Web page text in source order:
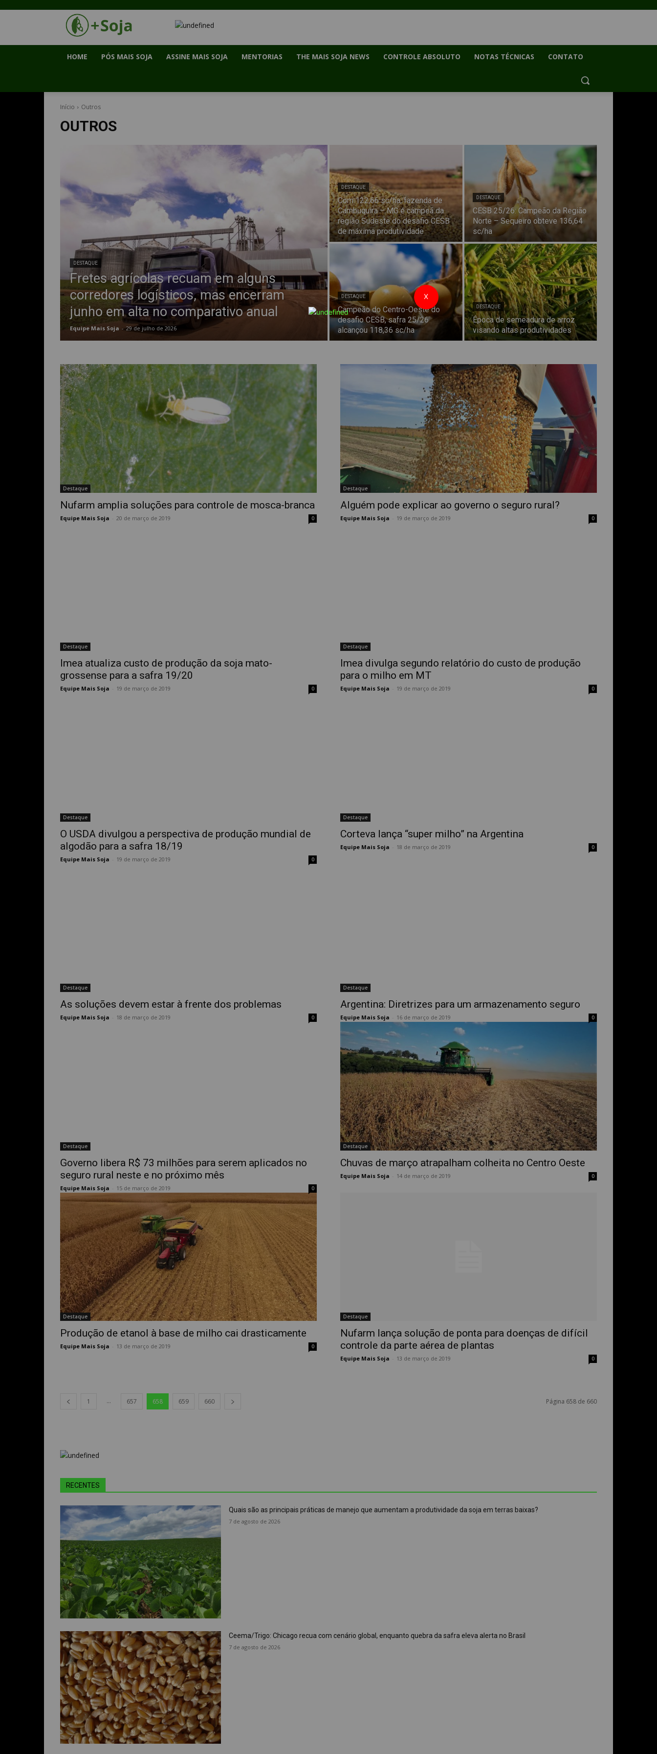
HOME PÓS MAIS SOJA ASSINE MAIS SOJA MENTORIAS THE MAIS SOJA NEWS CONTROLE ABSOLUTO NOTAS TÉCNICAS CONTATO
Início Outros
OUTROS
DESTAQUE
Fretes agrícolas recuam em alguns
corredores logísticos, mas encerram
junho em alta no comparativo anual
Equipe Mais Soja - 29 de julho de 2026
DESTAQUE
Com 122,66 sc/ha, fazenda de
Cambuquira – MG é campeã da
região Sudeste do desafio CESB
de máxima produtividade
DESTAQUE
CESB 25/26: Campeão da Região
Norte – Sequeiro obteve 136,64
sc/ha
DESTAQUE
Campeão do Centro-Oeste do
desafio CESB, safra 25/26
alcançou 118,36 sc/ha
DESTAQUE
Época de semeadura de arroz
visando altas produtividades
Destaque
Nufarm amplia soluções para controle de mosca-branca
Equipe Mais Soja 20 de março de 2019 0
Destaque
Alguém pode explicar ao governo o seguro rural?
Equipe Mais Soja 19 de março de 2019 0
Destaque
Imea atualiza custo de produção da soja mato-
grossense para a safra 19/20
Equipe Mais Soja 19 de março de 2019 0
Destaque
Imea divulga segundo relatório do custo de produção
para o milho em MT
Equipe Mais Soja 19 de março de 2019 0
Destaque
O USDA divulgou a perspectiva de produção mundial de
algodão para a safra 18/19
Equipe Mais Soja 19 de março de 2019 0
Destaque
Corteva lança “super milho” na Argentina
Equipe Mais Soja 18 de março de 2019 0
Destaque
As soluções devem estar à frente dos problemas
Equipe Mais Soja 18 de março de 2019 0
Destaque
Argentina: Diretrizes para um armazenamento seguro
Equipe Mais Soja 16 de março de 2019 0
Destaque
Governo libera R$ 73 milhões para serem aplicados no
seguro rural neste e no próximo mês
Equipe Mais Soja 15 de março de 2019 0
Destaque
Chuvas de março atrapalham colheita no Centro Oeste
Equipe Mais Soja 14 de março de 2019 0
Destaque
Produção de etanol à base de milho cai drasticamente
Equipe Mais Soja 13 de março de 2019 0
Destaque
Nufarm lança solução de ponta para doenças de difícil
controle da parte aérea de plantas
Equipe Mais Soja 13 de março de 2019 0
1 ... 657 658 659 660 Página 658 de 660
RECENTES
Quais são as principais práticas de manejo que aumentam a produtividade da soja em terras baixas?
7 de agosto de 2026
Ceema/Trigo: Chicago recua com cenário global, enquanto quebra da safra eleva alerta no Brasil
7 de agosto de 2026
X